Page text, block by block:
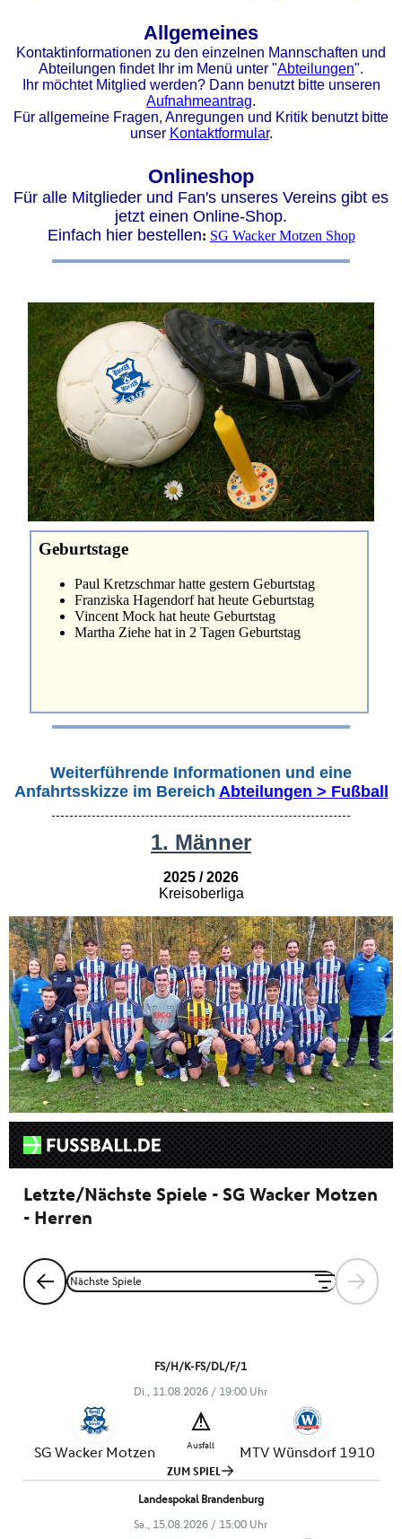
Allgemeines
Kontaktinformationen zu den einzelnen Mannschaften und
Abteilungen findet Ihr im Menü unter "Abteilungen".
Ihr möchtet Mitglied werden? Dann benutzt bitte unseren
Aufnahmeantrag.
Für allgemeine Fragen, Anregungen und Kritik benutzt bitte
unser Kontaktformular.
Onlineshop
Für alle Mitglieder und Fan's unseres Vereins gibt es
jetzt einen Online-Shop.
Einfach hier bestellen: SG Wacker Motzen Shop
Weiterführende Informationen und eine
Anfahrtsskizze im Bereich Abteilungen > Fußball
1. Männer
2025 / 2026
Kreisoberliga